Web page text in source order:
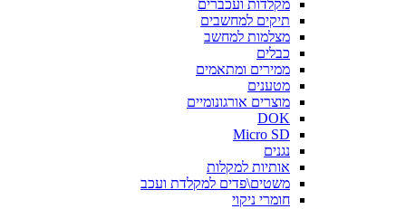
מקלדות ועכברים
תיקים למחשבים
מצלמות למחשב
כבלים
ממירים ומתאמים
מטענים
מוצרים אורגונומיים
DOK
Micro SD
נגנים
אותיות למקלות
משטים\פדים למקלדת ועכב
חומרי ניקוי